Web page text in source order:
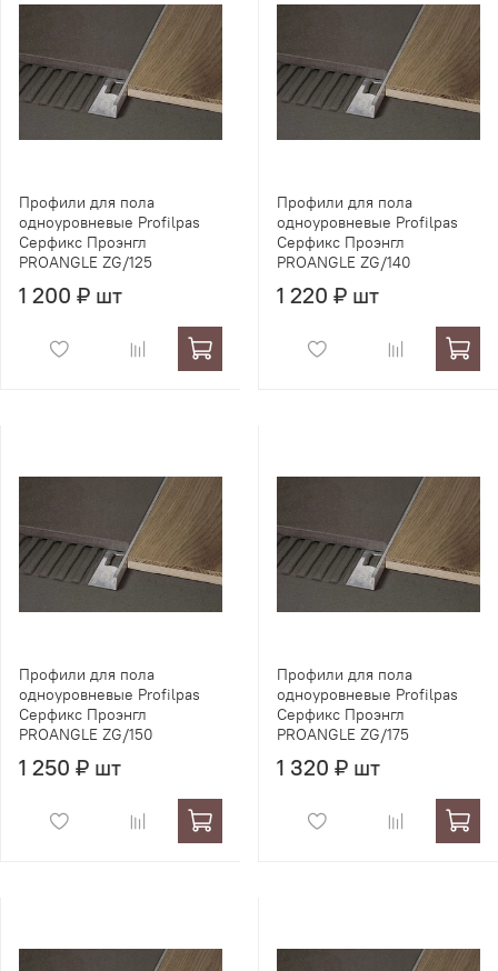
Профили для пола
одноуровневые Profilpas
Серфикс Проэнгл
PROANGLE ZG/125
1 200 ₽ шт
Профили для пола
одноуровневые Profilpas
Серфикс Проэнгл
PROANGLE ZG/140
1 220 ₽ шт
Профили для пола
одноуровневые Profilpas
Серфикс Проэнгл
PROANGLE ZG/150
1 250 ₽ шт
Профили для пола
одноуровневые Profilpas
Серфикс Проэнгл
PROANGLE ZG/175
1 320 ₽ шт